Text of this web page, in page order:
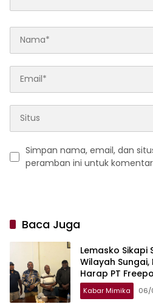
Simpan nama, email, dan
peramban ini untuk
Baca Juga
Lemasko Sikapi
Wilayah
Harap PT
Jawab
Masyarakat
Kabar Mimika 06/